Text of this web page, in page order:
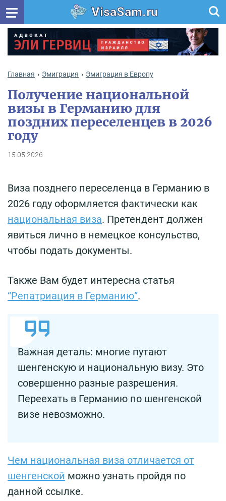
VisaSam.ru
Главная Эмиграция Эмиграция в Европу
Получение национальной
визы в Германию для
поздних переселенцев в 2026
году
15.05.2026
Виза позднего переселенца в Германию в
2026 году оформляется фактически как
национальная виза. Претендент должен
явиться лично в немецкое консульство,
чтобы подать документы.
Также Вам будет интересна статья
“Репатриация в Германию”.
Важная деталь: многие путают
шенгенскую и национальную визу. Это
совершенно разные разрешения.
Переехать в Германию по шенгенской
визе невозможно.
Чем национальная виза отличается от
шенгенской можно узнать пройдя по
данной ссылке.